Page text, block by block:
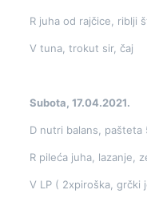
R juha od rajčice, riblji
V tuna, trokut sir, čaj
Subota, 17.04.2021.
D nutri balans, pašteta
R pileća juha, lazanje,
V LP ( 2xpiroška, grčki